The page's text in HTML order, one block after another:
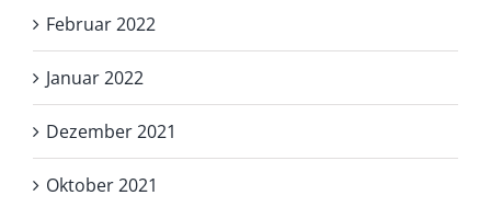
Februar 2022
Januar 2022
Dezember 2021
Oktober 2021